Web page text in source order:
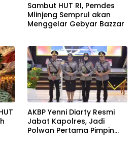
Sambut HUT RI, Pemdes
Mlinjeng Semprul akan
Menggelar Gebyar Bazzar
AKBP Yenni Diarty Resmi
Jabat Kapolres, Jadi
Polwan Pertama Pimpin